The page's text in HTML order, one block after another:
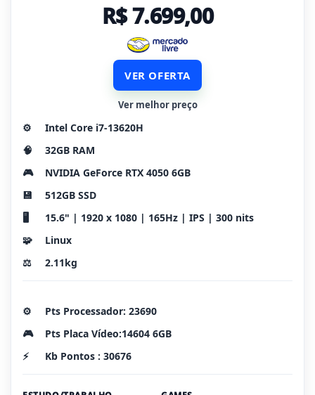
R$ 7.699,00
VER OFERTA
Ver melhor preço
⚙️
Intel Core i7-13620H
🧠
32GB RAM
🎮
NVIDIA GeForce RTX 4050 6GB
💾
512GB SSD
🖥️
15.6" | 1920 x 1080 | 165Hz | IPS | 300 nits
🧩
Linux
⚖️
2.11kg
⚙️
Pts Processador: 23690
🎮
Pts Placa Vídeo:14604 6GB
⚡
Kb Pontos : 30676